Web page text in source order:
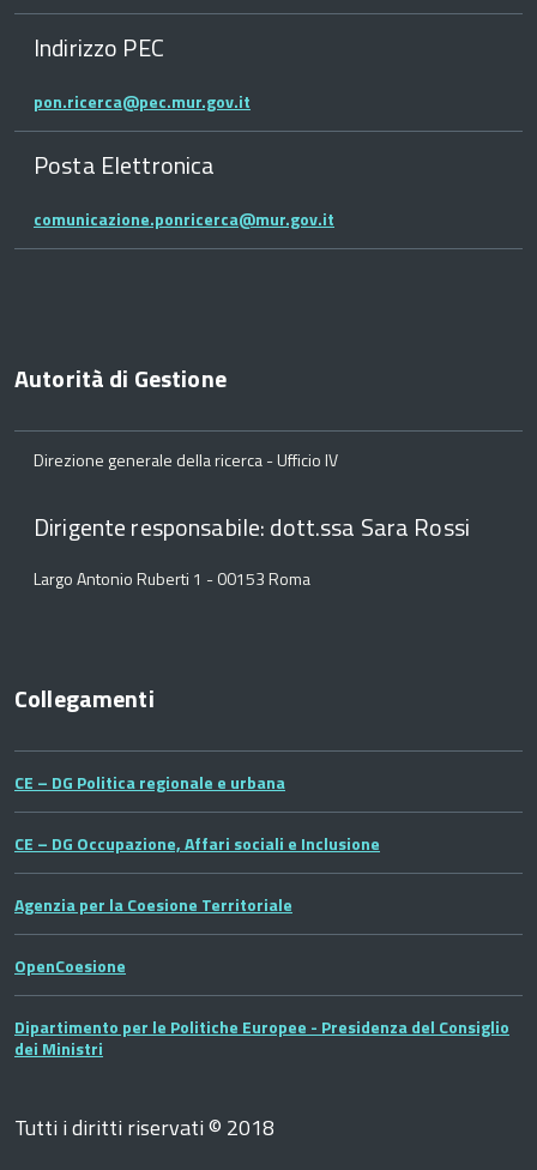
Indirizzo PEC
pon.ricerca@pec.mur.gov.it
Posta Elettronica
comunicazione.ponricerca@mur.gov.it
Autorità di Gestione
Direzione generale della ricerca - Ufficio IV
Dirigente responsabile: dott.ssa Sara Rossi
Largo Antonio Ruberti 1 - 00153 Roma
Collegamenti
CE – DG Politica regionale e urbana
CE – DG Occupazione, Affari sociali e Inclusione
Agenzia per la Coesione Territoriale
OpenCoesione
Dipartimento per le Politiche Europee - Presidenza del Consiglio
dei Ministri
Tutti i diritti riservati © 2018